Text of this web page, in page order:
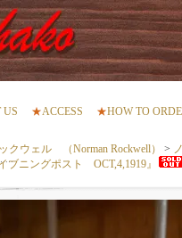
US ★ACCESS ★HOW TO
クウェル （Norman Rockwell） >
ニングポスト OCT,4,1919』